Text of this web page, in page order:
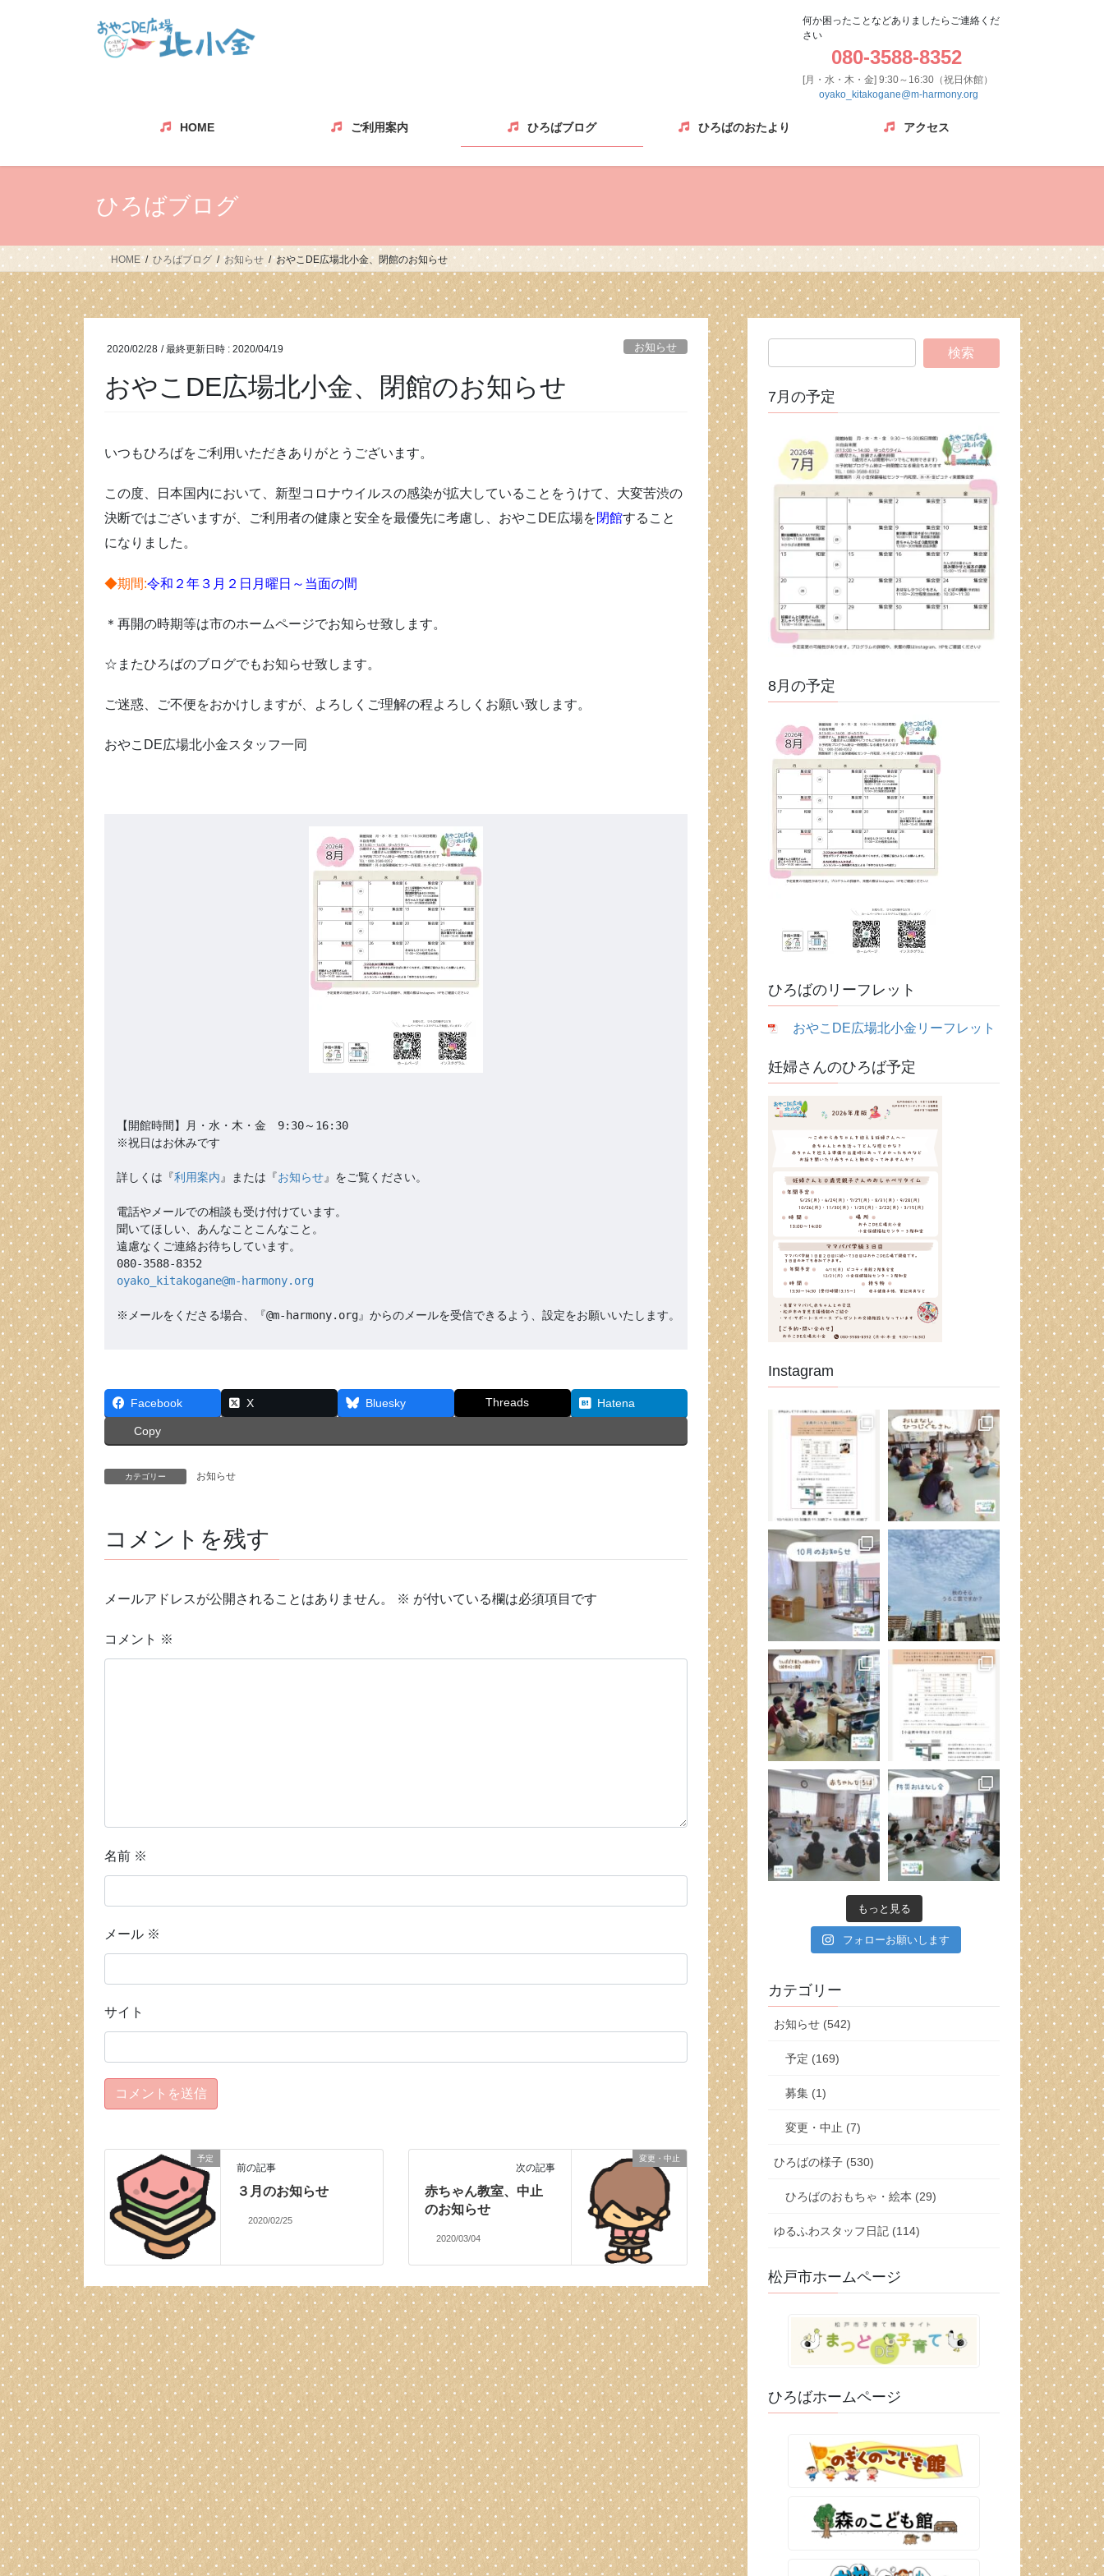
ッ
移
何か困ったことなどありましたらご連絡くだ
さい
080-3588-8352
[月・水・木・金] 9:30～16:30（祝日休館）
oyako_kitakogane@m-harmony.org
HOME ご利用案内 ひろばブログ ひろばのおたより アクセス
ひろばブログ
HOME ひろばブログ お知らせ おやこDE広場北小金、閉館のお知らせ
2020/02/28 / 最終更新日時 : 2020/04/19 お知らせ
おやこDE広場北小金、閉館のお知らせ
いつもひろばをご利用いただきありがとうございます。
この度、日本国内において、新型コロナウイルスの感染が拡大していることをうけて、大変苦渋の
決断ではございますが、ご利用者の健康と安全を最優先に考慮し、おやこDE広場を閉館すること
になりました。
◆期間:令和２年３月２日月曜日～当面の間
＊再開の時期等は市のホームページでお知らせ致します。
☆またひろばのブログでもお知らせ致します。
ご迷惑、ご不便をおかけしますが、よろしくご理解の程よろしくお願い致します。
おやこDE広場北小金スタッフ一同
【開館時間】月・水・木・金　9:30～16:30
※祝日はお休みです
詳しくは『利用案内 』または『お知らせ』をご覧ください。
電話やメールでの相談も受け付けています。
聞いてほしい、あんなことこんなこと。
遠慮なくご連絡お待ちしています。
oyako_kitakogane@m-harmony.org
※メールをくださる場合、『@m-harmony.org』からのメールを受信できるよう、設定をお願いいたします。
Facebook X Bluesky Threads Hatena
Copy
カテゴリー お知らせ
コメントを残す
メールアドレスが公開されることはありません。 ※ が付いている欄は必須項目です
コメント ※
名前 ※
メール ※
サイト
予定
前の記事
３月のお知らせ
2020/02/25
変更・中止
次の記事
赤ちゃん教室、中止
のお知らせ
2020/03/04
7月の予定
8月の予定
ひろばのリーフレット
おやこDE広場北小金リーフレット
妊婦さんのひろば予定
Instagram
もっと見る
フォローお願いします
カテゴリー
お知らせ (542)
予定 (169)
募集 (1)
変更・中止 (7)
ひろばの様子 (530)
ひろばのおもちゃ・絵本 (29)
ゆるふわスタッフ日記 (114)
松戸市ホームページ
ひろばホームページ